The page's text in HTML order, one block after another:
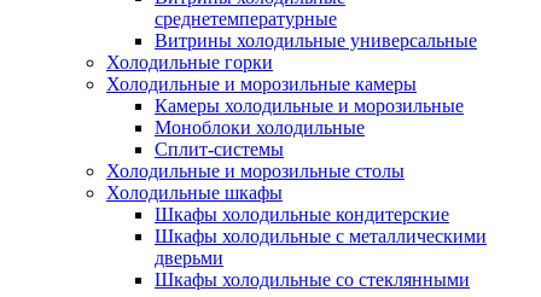
среднетемпературные
Витрины холодильные универсальные
Холодильные горки
Холодильные и морозильные камеры
Камеры холодильные и морозильные
Моноблоки холодильные
Сплит-системы
Холодильные и морозильные столы
Холодильные шкафы
Шкафы холодильные кондитерские
Шкафы холодильные с металлическими
дверьми
Шкафы холодильные со стеклянными